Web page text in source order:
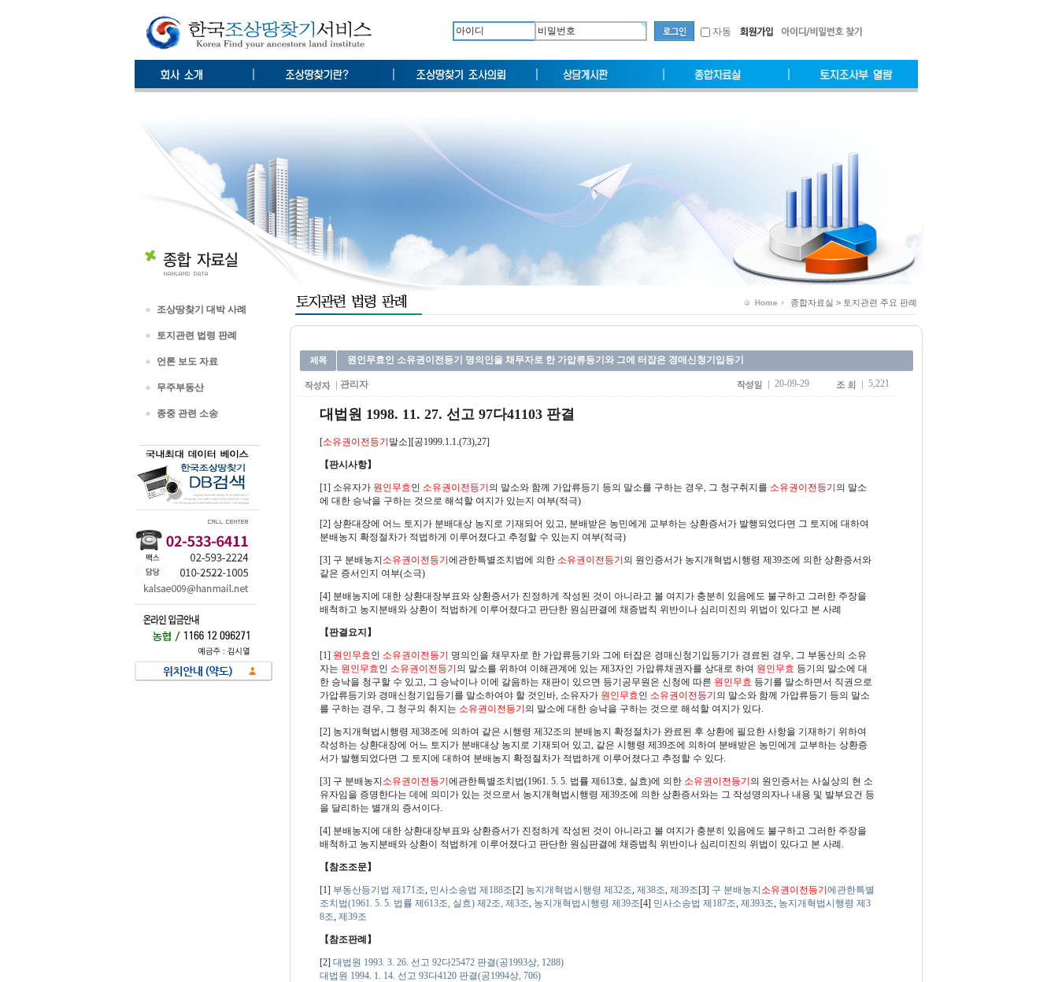
자동
조상땅찾기 대박 사례
토지관련 법령 판례
언론 보도 자료
무주부동산
종중 관련 소송
종합자료실 > 토지관련 주요 판례
원인무효인 소유권이전등기 명의인을 채무자로 한 가압류등기와 그에 터잡은 경매신청기입등기
관리자 20-09-29 5,221
대법원 1998. 11. 27. 선고 97다41103 판결
[소유권이전등기 말소][공1999.1.1.(73),27]
【판시사항】
[1] 소유자가 원인무효인 소유권이전등기 의 말소와 함께 가압류등기 등의 말소를 구하는 경우, 그 청구취지를 소유권이전등기 의 말소
에 대한 승낙을 구하는 것으로 해석할 여지가 있는지 여부(적극)
[2] 상환대장에 어느 토지가 분배대상 농지로 기재되어 있고, 분배받은 농민에게 교부하는 상환증서가 발행되었다면 그 토지에 대하여
분배농지 확정절차가 적법하게 이루어졌다고 추정할 수 있는지 여부(적극)
[3] 구 분배농지 소유권이전등기 에관한특별조치법에 의한 소유권이전등기 의 원인증서가 농지개혁법시행령 제39조에 의한 상환증서와
같은 증서인지 여부(소극)
[4] 분배농지에 대한 상환대장부표와 상환증서가 진정하게 작성된 것이 아니라고 볼 여지가 충분히 있음에도 불구하고 그러한 주장을
배척하고 농지분배와 상환이 적법하게 이루어졌다고 판단한 원심판결에 채증법칙 위반이나 심리미진의 위법이 있다고 본 사례
【판결요지】
[1] 원인무효인 소유권이전등기
명의인을 채무자로 한 가압류등기와 그에 터잡은 경매신청기입등기가 경료된 경우, 그 부동산의 소유
자는 원인무효인 소유권이전등기 의 말소를 위하여 이해관계에 있는 제3자인 가압류채권자를 상대로 하여 원인무효 등기의 말소에 대
한 승낙을 청구할 수 있고, 그 승낙이나 이에 갈음하는 재판이 있으면 등기공무원은 신청에 따른 원인무효 등기를 말소하면서 직권으로
가압류등기와 경매신청기입등기를 말소하여야 할 것인바, 소유자가 원인무효인 소유권이전등기 의 말소와 함께 가압류등기 등의 말소
를 구하는 경우, 그 청구의 취지는 소유권이전등기 의 말소에 대한 승낙을 구하는 것으로 해석할 여지가 있다.
[2] 농지개혁법시행령 제38조에 의하여 같은 시행령 제32조의 분배농지 확정절차가 완료된 후 상환에 필요한 사항을 기재하기 위하여
작성하는 상환대장에 어느 토지가 분배대상 농지로 기재되어 있고, 같은 시행령 제39조에 의하여 분배받은 농민에게 교부하는 상환증
서가 발행되었다면 그 토지에 대하여 분배농지 확정절차가 적법하게 이루어졌다고 추정할 수 있다.
[3] 구 분배농지 소유권이전등기 에관한특별조치법(1961. 5. 5. 법률 제613호, 실효)에 의한 소유권이전등기 의 원인증서는 사실상의 현 소
유자임을 증명한다는 데에 의미가 있는 것으로서 농지개혁법시행령 제39조에 의한 상환증서와는 그 작성명의자나 내용 및 발부요건 등
을 달리하는 별개의 증서이다.
[4] 분배농지에 대한 상환대장부표와 상환증서가 진정하게 작성된 것이 아니라고 볼 여지가 충분히 있음에도 불구하고 그러한 주장을
배척하고 농지분배와 상환이 적법하게 이루어졌다고 판단한 원심판결에 채증법칙 위반이나 심리미진의 위법이 있다고 본 사례.
【참조조문】
[1] 부동산등기법 제171조, 민사소송법 제188조[2] 농지개혁법시행령 제32조, 제38조, 제39조[3] 구 분배농지 소유권이전등기 에관한특별
조치법(1961. 5. 5. 법률 제613조, 실효) 제2조, 제3조, 농지개혁법시행령 제39조[4] 민사소송법 제187조, 제393조, 농지개혁법시행령 제3
8조, 제39조
【참조판례】
[2] 대법원 1993. 3. 26. 선고 92다25472 판결(공1993상, 1288)
대법원 1994. 1. 14. 선고 93다4120 판결(공1994상, 706)